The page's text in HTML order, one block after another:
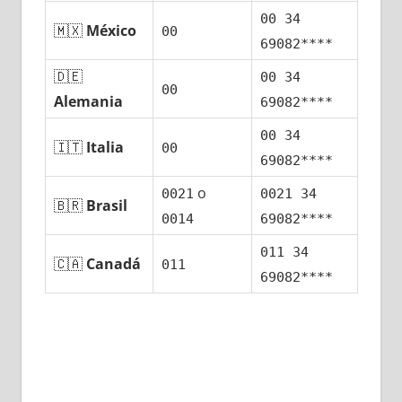
🇲🇽 México 00
00 34
69082****
🇩🇪
Alemania
00
00 34
69082****
🇮🇹 Italia 00
00 34
69082****
🇧🇷 Brasil
0021 ο
0014
0021 34
69082****
🇨🇦 Canadá 011
011 34
69082****